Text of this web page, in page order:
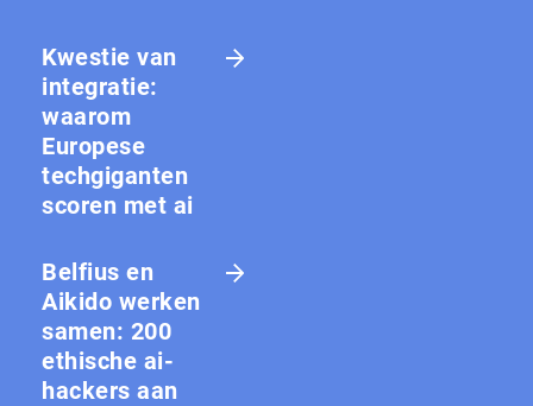
Kwestie van
integratie:
waarom
Europese
techgiganten
scoren met ai
Belfius en
Aikido werken
samen: 200
ethische ai-
hackers aan